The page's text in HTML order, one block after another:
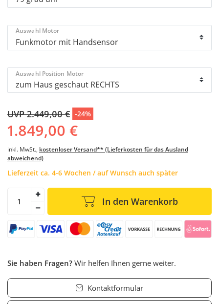
Auswahl Motor
Auswahl Position Motor
UVP 2.449,00 € -24%
1.849,00 €
inkl. MwSt., kostenloser Versand** (Lieferkosten für das Ausland
abweichend)
Lieferzeit ca. 4-6 Wochen / auf Wunsch auch später
In den Warenkorb
Sie haben Fragen? Wir helfen Ihnen gerne weiter.
Kontaktformular